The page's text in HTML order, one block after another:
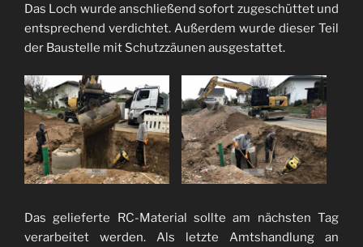
Das Loch wurde anschließend sofort zugeschüttet und
entsprechend verdichtet. Außerdem wurde dieser Teil
der Baustelle mit Schutzzäunen ausgestattet.
Das gelieferte RC-Material sollte am nächsten Tag
verarbeitet werden. Als letzte Amtshandlung an